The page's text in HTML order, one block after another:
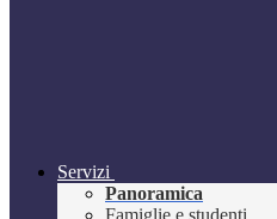
Servizi
Panoramica